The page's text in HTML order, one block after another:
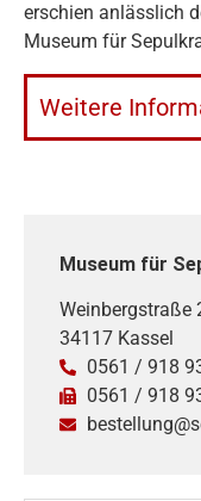
erschien anlässlich
Museum für
Weitere
Museum für
Weinbergstraße
34117 Kassel
0561 / 918
0561 / 918